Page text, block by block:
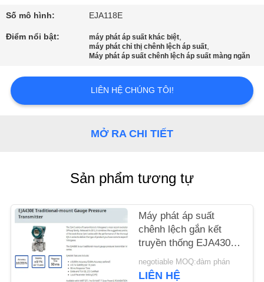
KIỂM
SOÁT
LƯỢNG
LIÊN
TIN
TỨC
Số mô hình: EJA118E
Điểm nổi bật: máy phát áp suất khác biệt,
máy phát chỉ thị chênh lệch áp suất,
Máy phát áp suất chênh lệch áp suất màng ngăn
LIÊN HỆ CHÚNG TÔI!
MỞ RA CHI TIẾT
Sản phẩm tương tự
Máy phát áp suất
chênh lệch gắn kết
truyền thống EJA430E
từ Nhật Bản chính
hãng
negotiable MOQ:đàm phán
LIÊN HỆ